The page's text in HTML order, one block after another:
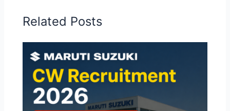
Related Posts